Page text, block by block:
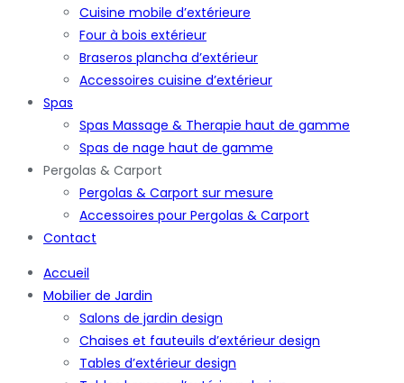
Cuisine mobile d’extérieure
Four à bois extérieur
Braseros plancha d’extérieur
Accessoires cuisine d’extérieur
Spas
Spas Massage & Therapie haut de gamme
Spas de nage haut de gamme
Pergolas & Carport
Pergolas & Carport sur mesure
Accessoires pour Pergolas & Carport
Contact
Accueil
Mobilier de Jardin
Salons de jardin design
Chaises et fauteuils d’extérieur design
Tables d’extérieur design